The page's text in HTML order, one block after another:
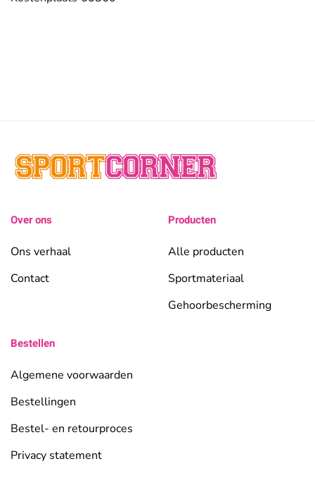
Over ons
Ons verhaal
Contact
Producten
Alle producten
Sportmateriaal
Gehoorbescherming
Bestellen
Algemene voorwaarden
Bestellingen
Bestel- en retourproces
Privacy statement